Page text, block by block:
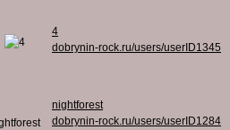
4
dobrynin-rock.ru/users/userID1345
nightforest
dobrynin-rock.ru/users/userID1284